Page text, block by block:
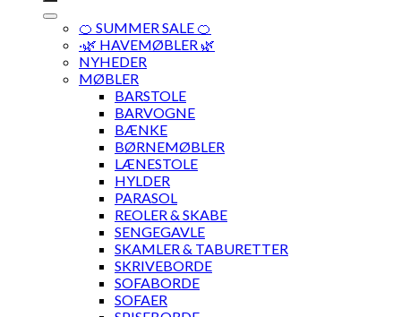
🍊 SUMMER SALE 🍊
·🌿 HAVEMØBLER 🌿
NYHEDER
MØBLER
BARSTOLE
BARVOGNE
BÆNKE
BØRNEMØBLER
LÆNESTOLE
HYLDER
PARASOL
REOLER & SKABE
SENGEGAVLE
SKAMLER & TABURETTER
SKRIVEBORDE
SOFABORDE
SOFAER